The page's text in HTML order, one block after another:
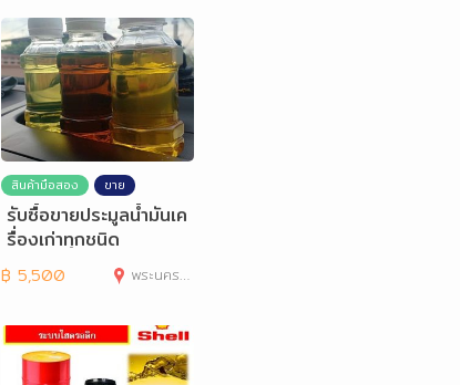
สินค้ามือสอง ขาย
รับซื้อขายประมูลน้ำมันเค
รื่องเก่าทุกชนิด
฿ 5,500 พระนครศรีอยุธยา